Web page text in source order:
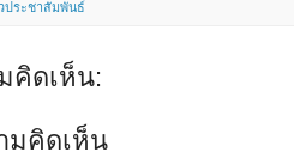
ประชาสัมพันธ์
คิดเห็น:
มคิดเห็น